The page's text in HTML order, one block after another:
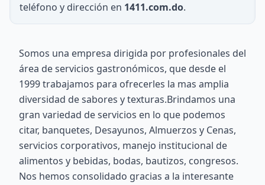
teléfono y dirección en 1411.com.do.
Somos una empresa dirigida por profesionales del
área de servicios gastronómicos, que desde el
1999 trabajamos para ofrecerles la mas amplia
diversidad de sabores y texturas.Brindamos una
gran variedad de servicios en lo que podemos
citar, banquetes, Desayunos, Almuerzos y Cenas,
servicios corporativos, manejo institucional de
alimentos y bebidas, bodas, bautizos, congresos.
Nos hemos consolidado gracias a la interesante